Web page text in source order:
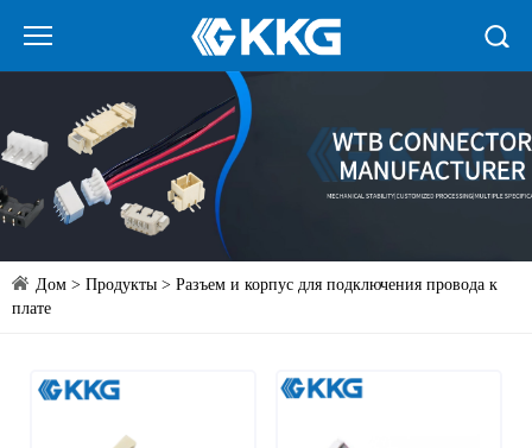
Дом > Продукты > Разъем и корпус для подключения провода к
плате